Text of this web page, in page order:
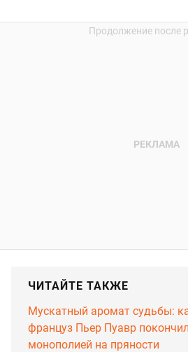
ЧИТАЙТЕ ТАКЖЕ
Мускатный аромат судьбы:
француз Пьер Пуавр
монополией на пряности